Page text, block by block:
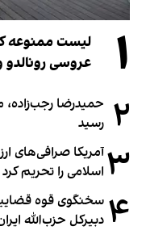
۱
عروسی رونالدو
۲ حمیدرضا
رسید
۳آمریکا صرافی‌های
اسلامی را تحریم کرد
۴ سخنگوی قوه
دبیر‌کل حزب‌الله